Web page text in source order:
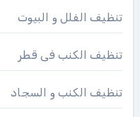
تنظيف الفلل و البيوت
تنظيف الكنب فى قطر
تنظيف الكنب و السجاد